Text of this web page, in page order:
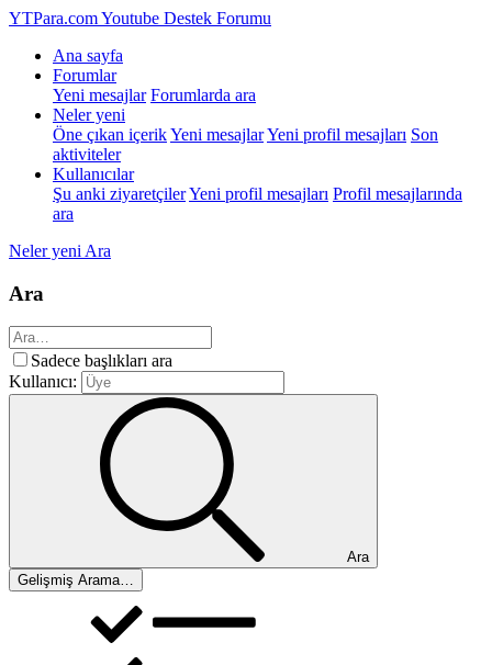
YTPara.comYoutube Destek Forumu
Ana sayfa
Forumlar
Yeni mesajlar Forumlarda ara
Neler yeni
Öne çıkan içerikYeni mesajlarYeni profil mesajları Son
aktiviteler
Kullanıcılar
Şu anki ziyaretçilerYeni profil mesajları Profil mesajlarında
ara
Neler yeni Ara
Ara
Sadece başlıkları ara
Kullanıcı:
Ara
Gelişmiş Arama…